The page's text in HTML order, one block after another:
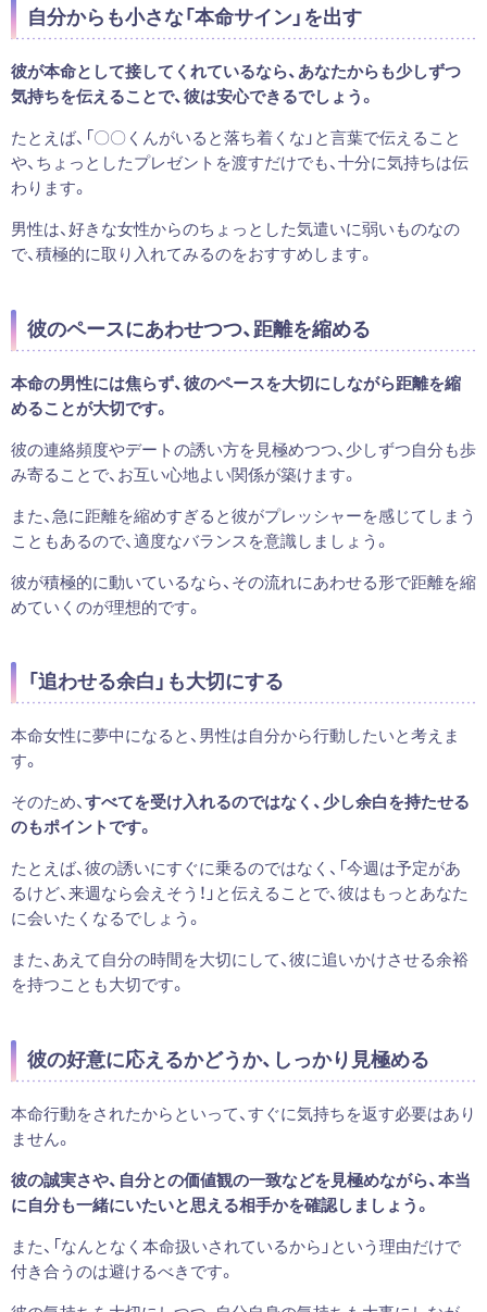
自分からも小さな「本命サイン」を出す
彼が本命として接してくれているなら、あなたからも少しずつ
気持ちを伝えることで、彼は安心できるでしょう。
たとえば、「〇〇くんがいると落ち着くな」と言葉で伝えること
や、ちょっとしたプレゼントを渡すだけでも、十分に気持ちは伝
わります。
男性は、好きな女性からのちょっとした気遣いに弱いものなの
で、積極的に取り入れてみるのをおすすめします。
彼のペースにあわせつつ、距離を縮める
本命の男性には焦らず、彼のペースを大切にしながら距離を縮
めることが大切です。
彼の連絡頻度やデートの誘い方を見極めつつ、少しずつ自分も歩
み寄ることで、お互い心地よい関係が築けます。
また、急に距離を縮めすぎると彼がプレッシャーを感じてしまう
こともあるので、適度なバランスを意識しましょう。
彼が積極的に動いているなら、その流れにあわせる形で距離を縮
めていくのが理想的です。
「追わせる余白」も大切にする
本命女性に夢中になると、男性は自分から行動したいと考えま
す。
そのため、すべてを受け入れるのではなく、少し余白を持たせる
のもポイントです。
たとえば、彼の誘いにすぐに乗るのではなく、「今週は予定があ
るけど、来週なら会えそう！」と伝えることで、彼はもっとあなた
に会いたくなるでしょう。
また、あえて自分の時間を大切にして、彼に追いかけさせる余裕
を持つことも大切です。
彼の好意に応えるかどうか、しっかり見極める
本命行動をされたからといって、すぐに気持ちを返す必要はあり
ません。
彼の誠実さや、自分との価値観の一致などを見極めながら、本当
に自分も一緒にいたいと思える相手かを確認しましょう。
また、「なんとなく本命扱いされているから」という理由だけで
付き合うのは避けるべきです。